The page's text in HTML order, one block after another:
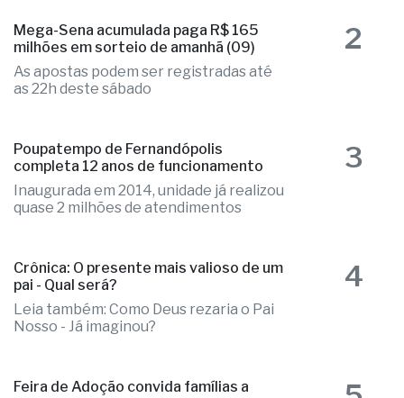
Mega-Sena acumulada paga R$ 165
milhões em sorteio de amanhã (09)
As apostas podem ser registradas até
as 22h deste sábado
2
Poupatempo de Fernandópolis
completa 12 anos de funcionamento
Inaugurada em 2014, unidade já realizou
quase 2 milhões de atendimentos
3
Crônica: O presente mais valioso de um
pai - Qual será?
Leia também: Como Deus rezaria o Pai
Nosso - Já imaginou?
4
Feira de Adoção convida famílias a